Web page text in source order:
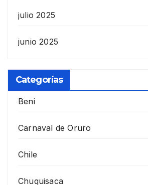
julio 2025
junio 2025
Categorías
Beni
Carnaval de Oruro
Chile
Chuquisaca